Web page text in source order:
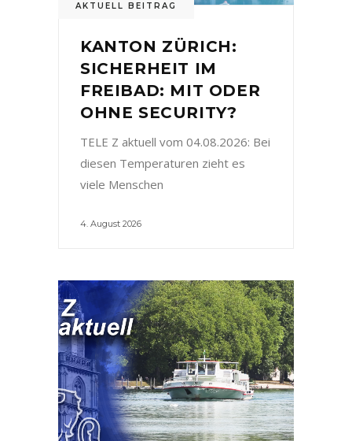
AKTUELL BEITRAG
KANTON ZÜRICH:
SICHERHEIT IM
FREIBAD: MIT ODER
OHNE SECURITY?
TELE Z aktuell vom 04.08.2026: Bei
diesen Temperaturen zieht es
viele Menschen
4. August 2026